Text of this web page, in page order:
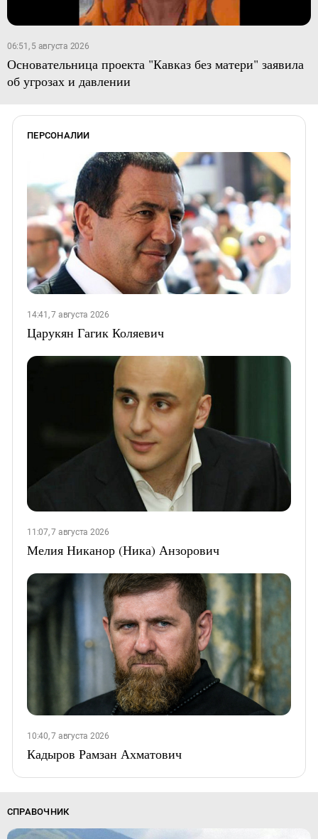
06:51, 5 августа 2026
Основательница проекта "Кавказ без матери" заявила
об угрозах и давлении
ПЕРСОНАЛИИ
14:41, 7 августа 2026
Царукян Гагик Коляевич
11:07, 7 августа 2026
Мелия Никанор (Ника) Анзорович
10:40, 7 августа 2026
Кадыров Рамзан Ахматович
СПРАВОЧНИК